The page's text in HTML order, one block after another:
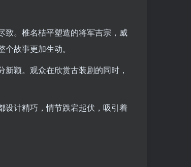
致。椎名桔平塑造的将军吉宗，威
故事更加生动。
颖。观众在欣赏古装剧的同时，
设计精巧，情节跌宕起伏，吸引着